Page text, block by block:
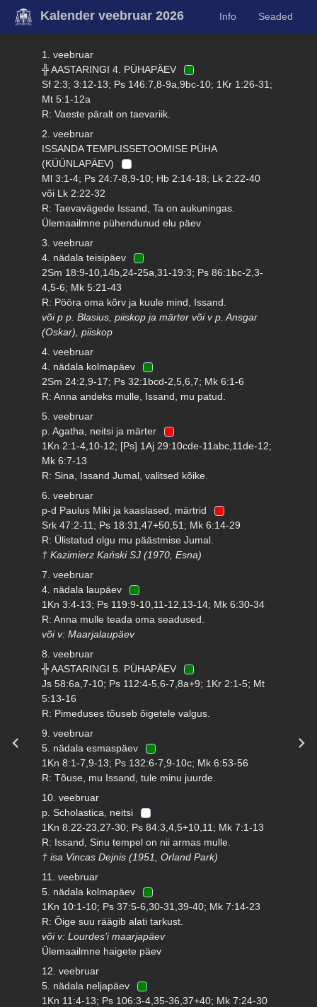
Kalender veebruar 2026 Info Seaded
1. veebruar
╬ AASTARINGI 4. PÜHAPÄEV
Sf 2:3; 3:12-13; Ps 146:7,8-9a,9bc-10; 1Kr 1:26-31;
Mt 5:1-12a
R: Vaeste päralt on taevariik.
2. veebruar
ISSANDA TEMPLISSETOOMISE PÜHA
(KÜÜNLAPÄEV)
Ml 3:1-4; Ps 24:7-8,9-10; Hb 2:14-18; Lk 2:22-40
või Lk 2:22-32
R: Taevavägede Issand, Ta on aukuningas.
Ülemaailmne pühendunud elu päev
3. veebruar
4. nädala teisipäev
2Sm 18:9-10,14b,24-25a,31-19:3; Ps 86:1bc-2,3-
4,5-6; Mk 5:21-43
R: Pööra oma kõrv ja kuule mind, Issand.
või p p. Blasius, piiskop ja märter või v p. Ansgar
(Oskar), piiskop
4. veebruar
4. nädala kolmapäev
2Sm 24:2,9-17; Ps 32:1bcd-2,5,6,7; Mk 6:1-6
R: Anna andeks mulle, Issand, mu patud.
5. veebruar
p. Agatha, neitsi ja märter
1Kn 2:1-4,10-12; [Ps] 1Aj 29:10cde-11abc,11de-12;
Mk 6:7-13
R: Sina, Issand Jumal, valitsed kõike.
6. veebruar
p-d Paulus Miki ja kaaslased, märtrid
Srk 47:2-11; Ps 18:31,47+50,51; Mk 6:14-29
R: Ülistatud olgu mu päästmise Jumal.
† Kazimierz Kański SJ (1970, Esna)
7. veebruar
4. nädala laupäev
1Kn 3:4-13; Ps 119:9-10,11-12,13-14; Mk 6:30-34
R: Anna mulle teada oma seadused.
või v: Maarjalaupäev
8. veebruar
╬ AASTARINGI 5. PÜHAPÄEV
Js 58:6a,7-10; Ps 112:4-5,6-7,8a+9; 1Kr 2:1-5; Mt
5:13-16
R: Pimeduses tõuseb õigetele valgus.
9. veebruar
5. nädala esmaspäev
1Kn 8:1-7,9-13; Ps 132:6-7,9-10c; Mk 6:53-56
R: Tõuse, mu Issand, tule minu juurde.
10. veebruar
p. Scholastica, neitsi
1Kn 8:22-23,27-30; Ps 84:3,4,5+10,11; Mk 7:1-13
R: Issand, Sinu tempel on nii armas mulle.
† isa Vincas Dejnis (1951, Orland Park)
11. veebruar
5. nädala kolmapäev
1Kn 10:1-10; Ps 37:5-6,30-31,39-40; Mk 7:14-23
R: Õige suu räägib alati tarkust.
või v: Lourdes’i maarjapäev
Ülemaailmne haigete päev
12. veebruar
5. nädala neljapäev
1Kn 11:4-13; Ps 106:3-4,35-36,37+40; Mk 7:24-30